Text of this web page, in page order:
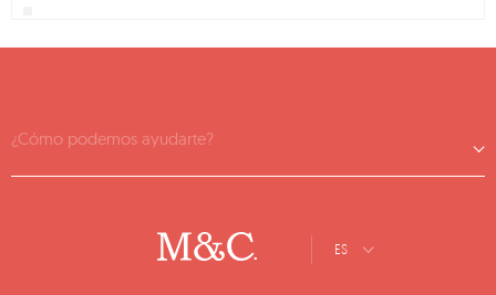
¿Cómo podemos ayudarte?
ES